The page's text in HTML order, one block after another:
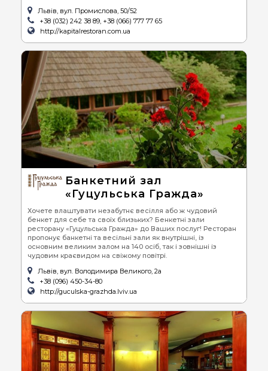
Львів, вул. Промислова, 50/52
+38 (032) 242 38 89, +38 (066) 777 77 65
http://kapitalrestoran.com.ua
Банкетний зал
«Гуцульська Гражда»
Хочете влаштувати незабутнє весілля або ж чудовий
бенкет для себе та своїх близьких? Бенкетні зали
ресторану «Гуцульська Гражда» до Ваших послуг! Ресторан
пропонує банкетні та весільні зали як внутрішні, із
основним великим залом на 140 осіб, так і зовнішні із
чудовим краєвидом на свіжому повітрі.
Львів, вул. Володимира Великого, 2а
+38 (096) 450-34-80
http://guculska-grazhda.lviv.ua